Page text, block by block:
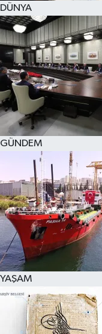
DÜNYA
GÜNDEM
YAŞAM
SPOR
KÜLTÜR